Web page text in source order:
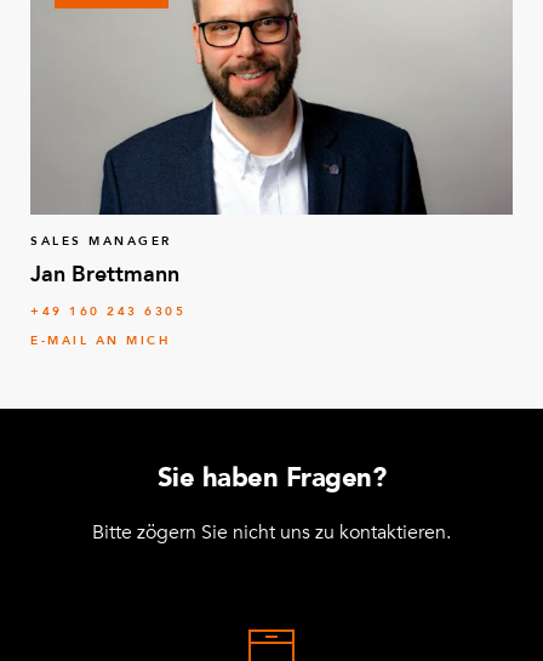
SALES MANAGER
Jan Brettmann
+49 160 243 6305
E-MAIL AN MICH
Sie haben Fragen?
Bitte zögern Sie nicht uns zu kontaktieren.